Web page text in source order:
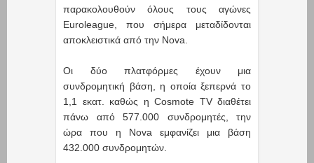
παρακολουθούν όλους τους αγώνες
Euroleague, που σήμερα μεταδίδονται
αποκλειστικά από την Nova.
Οι δύο πλατφόρμες έχουν μια
συνδρομητική βάση, η οποία ξεπερνά το
1,1 εκατ. καθώς η Cosmote TV διαθέτει
πάνω από 577.000 συνδρομητές, την
ώρα που η Nova εμφανίζει μια βάση
432.000 συνδρομητών.